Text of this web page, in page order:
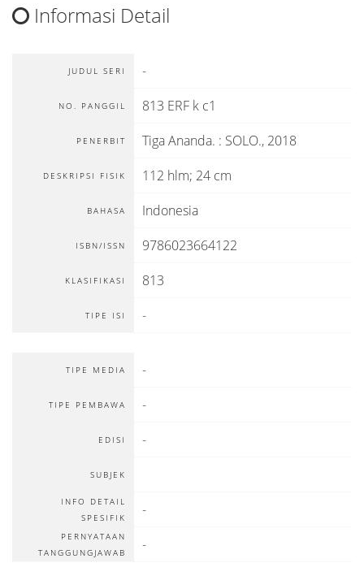
Informasi Detail
JUDUL SERI -
NO. PANGGIL 813 ERF k c1
PENERBIT Tiga Ananda. : SOLO., 2018
DESKRIPSI FISIK 112 hlm; 24 cm
BAHASA Indonesia
ISBN/ISSN 9786023664122
KLASIFIKASI 813
TIPE ISI -
TIPE MEDIA -
TIPE PEMBAWA -
EDISI -
SUBJEK
INFO DETAIL
SPESIFIK
-
PERNYATAAN
TANGGUNGJAWAB
-